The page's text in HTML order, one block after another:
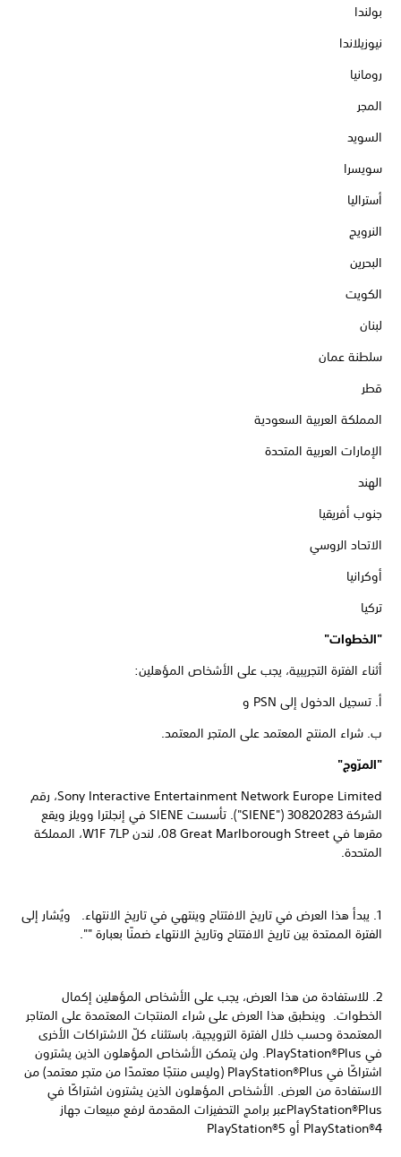
بولندا
نيوزيلاندا
رومانيا
المجر
السويد
سويسرا
أستراليا
النرويج
البحرين
الكويت
لبنان
سلطنة عمان
قطر
المملكة العربية السعودية
الإمارات العربية المتحدة
الهند
جنوب أفريقيا
الاتحاد الروسي
أوكرانيا
تركيا
"الخطوات"
أثناء الفترة التجريبية، يجب على الأشخاص المؤهلين:
أ. تسجيل الدخول إلى PSN و
ب. شراء المنتج المعتمد على المتجر المعتمد.
"المرّوج"
Sony Interactive Entertainment Network Europe Limited، رقم
الشركة 30820283 ("SIENE"). تأسست SIENE في إنجلترا وويلز ويقع
مقرها في ‎08 Great Marlborough Street، لندن W1F 7LP، المملكة
المتحدة.
1. يبدأ هذا العرض في تاريخ الافتتاح وينتهي في تاريخ الانتهاء. ويُشار إلى
الفترة الممتدة بين تاريخ الافتتاح وتاريخ الانتهاء ضمنًا بعبارة "".
2. للاستفادة من هذا العرض، يجب على الأشخاص المؤهلين إكمال
الخطوات. وينطبق هذا العرض على شراء المنتجات المعتمدة على المتاجر
المعتمدة وحسب خلال الفترة الترويجية، باستثناء كلّ الاشتراكات الأخرى
في PlayStation®Plus. ولن يتمكن الأشخاص المؤهلون الذين يشترون
اشتراكًا في PlayStation®Plus (وليس منتجًا معتمدًا من متجر معتمد) من
الاستفادة من العرض. الأشخاص المؤهلون الذين يشترون اشتراكًا في
PlayStation®Plusعبر برامج التحفيزات المقدمة لرفع مبيعات جهاز
PlayStation®4 أو PlayStation®5